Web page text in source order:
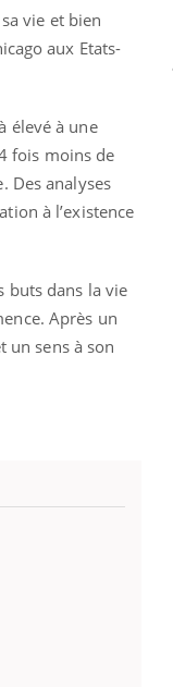
vie et bien
aux Etats-
élevé à une
fois moins de
Des analyses
à l’existence
buts dans la vie
Après un
un sens à son